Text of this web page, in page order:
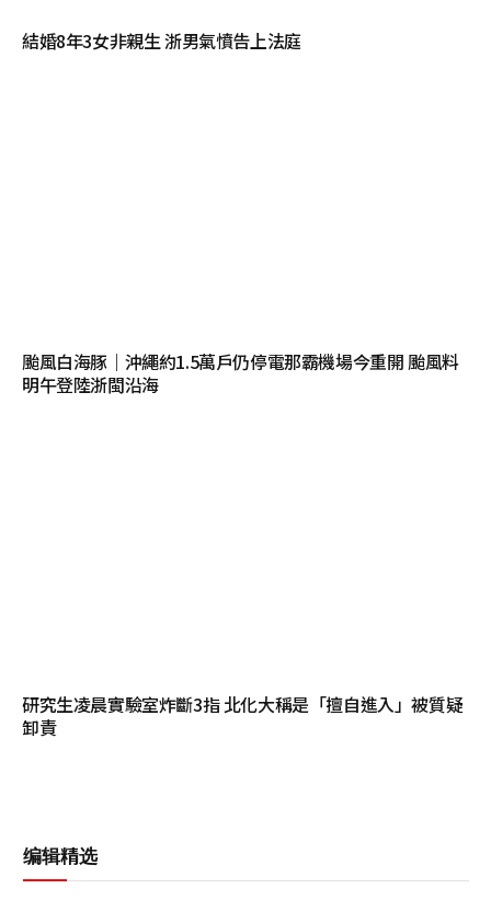
結婚8年3女非親生 浙男氣憤告上法庭
颱風白海豚｜沖繩約1.5萬戶仍停電那霸機場今重開 颱風料
明午登陸浙閩沿海
研究生凌晨實驗室炸斷3指 北化大稱是「擅自進入」被質疑
卸責
编辑精选